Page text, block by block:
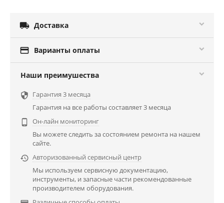
 Доставка
 Варианты оплаты
Наши преимушества
 Гарантия 3 месяца
Гарантия на все работы составляет 3 месяца

Он-лайн мониторинг
Вы можете следить за состоянием ремонта на нашем
сайте.
 Авторизованный сервисный центр
Мы используем сервисную документацию,
инструменты, и запасные части рекомендованные
производителем оборудования.